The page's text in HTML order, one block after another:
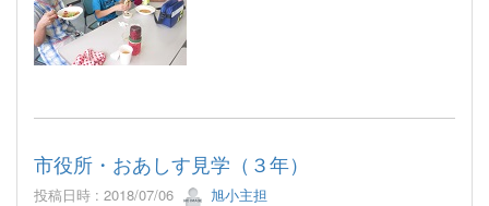
市役所・おあしす見学（３年）
投稿日時 : 2018/07/06 旭小主担